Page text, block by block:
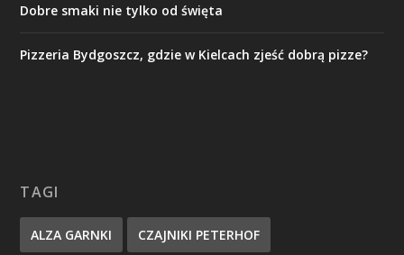
Dobre smaki nie tylko od święta
Pizzeria Bydgoszcz, gdzie w Kielcach zjeść dobrą pizze?
TAGI
ALZA GARNKI CZAJNIKI PETERHOF